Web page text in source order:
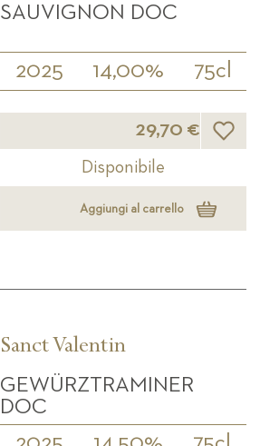
SAUVIGNON DOC
2025 14,00% 75cl
29,70 € Lista
Disponibile
Aggiungi al carrello
Sanct Valentin
GEWÜRZTRAMINER
DOC